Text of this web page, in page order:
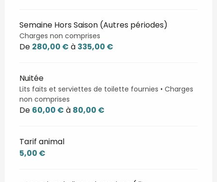
Semaine Hors Saison (Autres périodes)
Charges non comprises
De 280,00 € à 335,00 €
Nuitée
Lits faits et serviettes de toilette fournies • Charges
non comprises
De 60,00 € à 80,00 €
Tarif animal
5,00 €